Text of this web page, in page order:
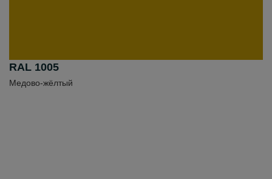
RAL 1005
Медово-жёлтый